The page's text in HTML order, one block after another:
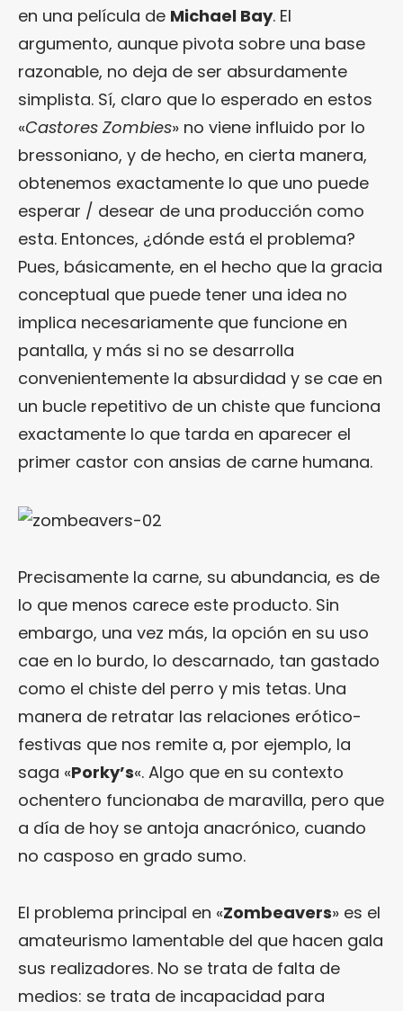
en una película de Michael Bay. El
argumento, aunque pivota sobre una base
razonable, no deja de ser absurdamente
simplista. Sí, claro que lo esperado en estos
«Castores Zombies» no viene influido por lo
bressoniano, y de hecho, en cierta manera,
obtenemos exactamente lo que uno puede
esperar / desear de una producción como
esta. Entonces, ¿dónde está el problema?
Pues, básicamente, en el hecho que la gracia
conceptual que puede tener una idea no
implica necesariamente que funcione en
pantalla, y más si no se desarrolla
convenientemente la absurdidad y se cae en
un bucle repetitivo de un chiste que funciona
exactamente lo que tarda en aparecer el
primer castor con ansias de carne humana.
Precisamente la carne, su abundancia, es de
lo que menos carece este producto. Sin
embargo, una vez más, la opción en su uso
cae en lo burdo, lo descarnado, tan gastado
como el chiste del perro y mis tetas. Una
manera de retratar las relaciones erótico-
festivas que nos remite a, por ejemplo, la
saga «Porky’s«. Algo que en su contexto
ochentero funcionaba de maravilla, pero que
a día de hoy se antoja anacrónico, cuando
no casposo en grado sumo.
El problema principal en «Zombeavers» es el
amateurismo lamentable del que hacen gala
sus realizadores. No se trata de falta de
medios: se trata de incapacidad para